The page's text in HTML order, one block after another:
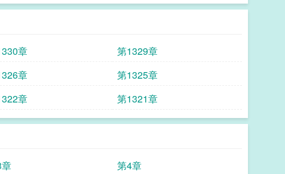
章
第1329章
章
第1325章
章 第1321章
第4章